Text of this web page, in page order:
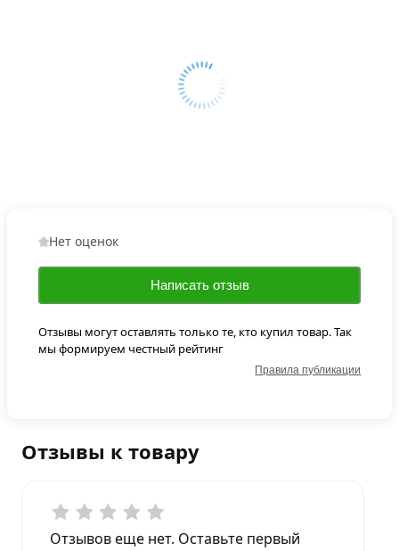
Отзывы к товару
Отзывов еще нет. Оставьте первый
Нет оценок
Написать отзыв
Отзывы могут оставлять только те, кто купил товар. Так
мы формируем честный рейтинг
Правила публикации